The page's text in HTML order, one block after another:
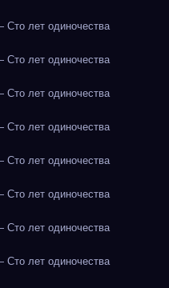
Сто лет одиночества
Сто лет одиночества
Сто лет одиночества
Сто лет одиночества
Сто лет одиночества
Сто лет одиночества
Сто лет одиночества
Сто лет одиночества